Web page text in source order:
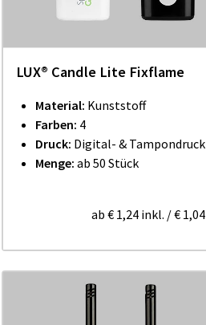
LUX® Candle Lite Fixflame
Material: Kunststoff
Farben: 4
Druck: Digital- & Tampondruck
Menge: ab 50 Stück
ab € 1,24 inkl. /€ 1,04